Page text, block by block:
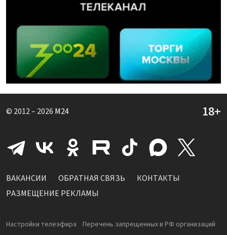
© 2012 – 2026 M24
ВАКАНСИИ ОБРАТНАЯ СВЯЗЬ
КОНТАКТЫ
РАЗМЕЩЕНИЕ РЕКЛАМЫ
Настройки телеэфира
Перечень запрещенных в РФ организаций